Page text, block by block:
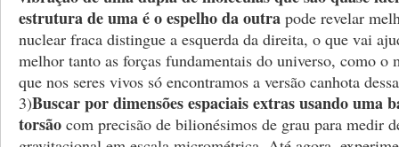
estrutura de uma é o espelho da outra pode revelar
nuclear fraca distingue a esquerda da direita, o que vai
melhor tanto as forças fundamentais do universo, como o
que nos seres vivos só encontramos a versão canhota
3)Buscar por dimensões espaciais extras usando uma
torsão com precisão de bilionésimos de grau para medir